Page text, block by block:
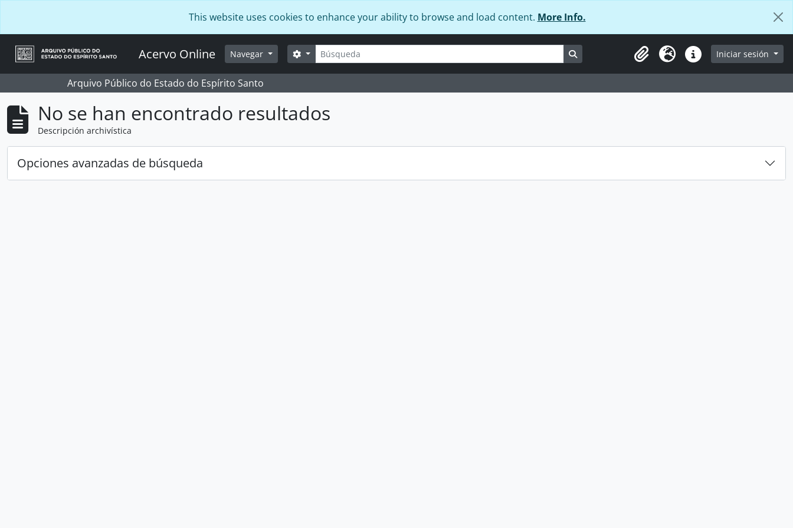
This website uses cookies to enhance your ability to browse and load content. More Info.
Acervo Online Navegar Búsqueda
Search options Search in browse page
Portapapeles
Idioma Enlaces rápidos
Iniciar sesión
Arquivo Público do Estado do Espírito Santo
No se han encontrado resultados
Descripción archivística
Opciones avanzadas de búsqueda